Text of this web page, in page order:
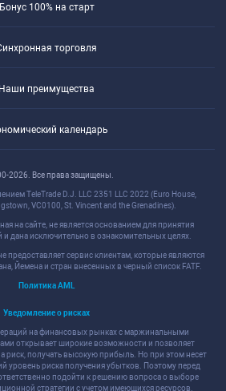
Бонус 100% на старт
торговля
Наши преимущества
календарь
2026. Все права защищены.
TeleTrade D.J. LLC 2351 LLC 2022 (Euro House,
VC0100, St. Vincent and the Grenadines).
на сайте, не является основанием для принятия
дана исключительно в ознакомительных целях.
предоставляет сервис клиентам, которые являются
Йемена и стран внесенных в черный список FATF.
Политика AML
Уведомление о рисках
на финансовых рынках с маржинальными
открывает широкие возможности и позволяет
риск, получать высокую прибыль. Но при этом несет
уровень риска получения убытков. Поэтому перед
подойти к решению вопроса о выборе
стратегии с учетом имеющихся ресурсов.